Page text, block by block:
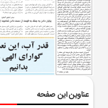
عناوین این صفحه